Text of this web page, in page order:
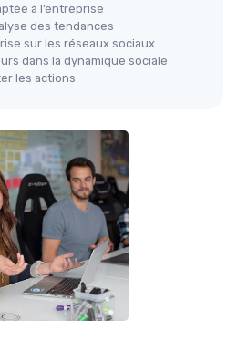
à l’entreprise
des tendances
sur les réseaux sociaux
dans la dynamique sociale
les actions